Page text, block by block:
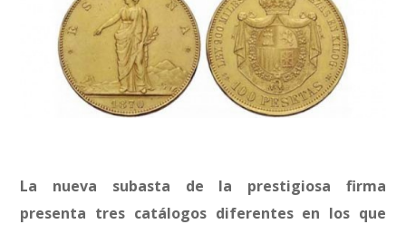
La nueva subasta de la prestigiosa firma
presenta tres catálogos diferentes en los que